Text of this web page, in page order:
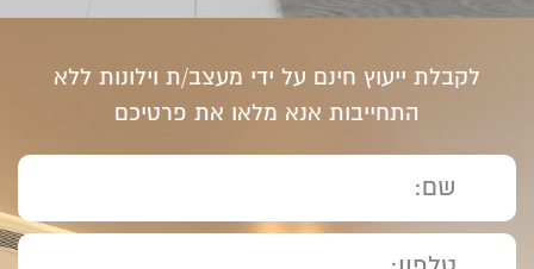
לקבלת ייעוץ חינם על ידי מעצב/ת וילונות ללא
התחייבות אנא מלאו את פרטיכם